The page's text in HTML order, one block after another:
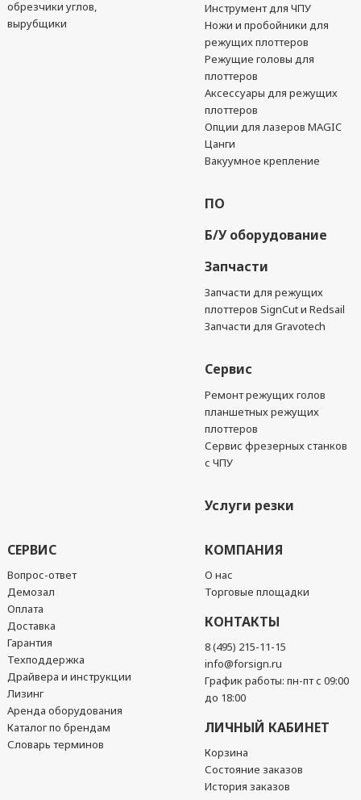
обрезчики углов,
вырубщики
Инструмент для ЧПУ
Ножи и пробойники для
режущих плоттеров
Режущие головы для
плоттеров
Аксессуары для режущих
плоттеров
Опции для лазеров MAGIC
Цанги
Вакуумное крепление
ПО
Б/У оборудование
Запчасти
Запчасти для режущих
плоттеров SignCut и Redsail
Запчасти для Gravotech
Сервис
Ремонт режущих голов
планшетных режущих
плоттеров
Сервис фрезерных станков
с ЧПУ
Услуги резки
СЕРВИС
Вопрос-ответ
Демозал
Оплата
Доставка
Гарантия
Техподдержка
Драйвера и инструкции
Лизинг
Аренда оборудования
Каталог по брендам
Словарь терминов
КОМПАНИЯ
О нас
Торговые площадки
КОНТАКТЫ
8 (495) 215-11-15
info@forsign.ru
График работы: пн-пт с 09:00
до 18:00
ЛИЧНЫЙ КАБИНЕТ
Корзина
Состояние заказов
История заказов